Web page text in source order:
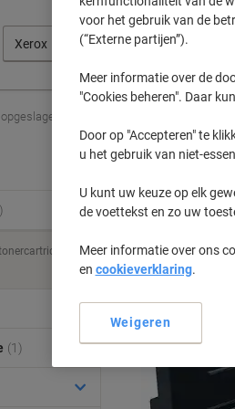
Xerox
printers en/of eerder gekochte
Xerox
Sorteer op:
(1)
voor het gebruik van de
(“Externe partijen”).
Meer informatie over de
"Cookies beheren". Daar
Door op "Accepteren" te
u het gebruik van niet-
U kunt uw keuze op elk
de voettekst en zo uw
Meer informatie over ons
en cookieverklaring.
Weigeren